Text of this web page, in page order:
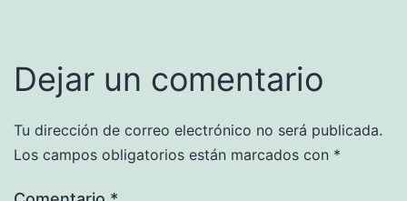
Dejar un comentario
Tu dirección de correo electrónico no será publicada.
Los campos obligatorios están marcados con *